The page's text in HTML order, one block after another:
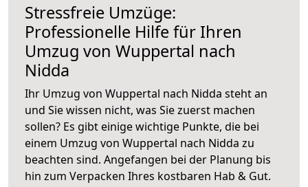
Stressfreie Umzüge:
Professionelle Hilfe für Ihren
Umzug von Wuppertal nach
Nidda
Ihr Umzug von Wuppertal nach Nidda steht an
und Sie wissen nicht, was Sie zuerst machen
sollen? Es gibt einige wichtige Punkte, die bei
einem Umzug von Wuppertal nach Nidda zu
beachten sind. Angefangen bei der Planung bis
hin zum Verpacken Ihres kostbaren Hab & Gut.